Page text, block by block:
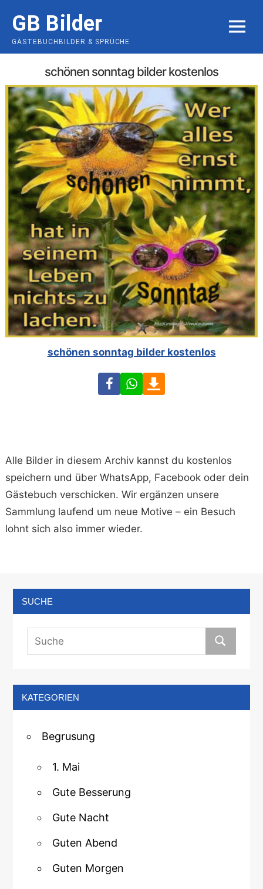
content
GB Bilder
GÄSTEBUCHBILDER & SPRÜCHE
MENU
schönen sonntag bilder kostenlos
schönen sonntag bilder kostenlos
FacebookWhatsApp
Alle Bilder in diesem Archiv kannst du kostenlos
speichern und über WhatsApp, Facebook oder dein
Gästebuch verschicken. Wir ergänzen unsere
Sammlung laufend um neue Motive – ein Besuch
lohnt sich also immer wieder.
SUCHE
KATEGORIEN
Begrusung
1. Mai
Gute Besserung
Gute Nacht
Guten Abend
Guten Morgen